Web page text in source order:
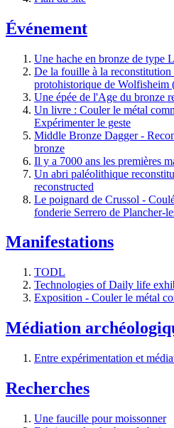
Événement
Une hache en bronze de type
De la fouille à la
protohistorique de Wolfisheim
Une épée de l'Age du bronze
Un livre : Couler le métal
Expérimenter le geste
Middle Bronze Dagger -
bronze
Il y a 7000 ans les premières
Un abri paléolithique
reconstructed
Le poignard de Crussol -
fonderie Serrero de Plancher-
Manifestations
TODL
Technologies of Daily life
Exposition - Couler le métal
Médiation
Entre expérimentation et
Recherches
Une faucille pour moissonner